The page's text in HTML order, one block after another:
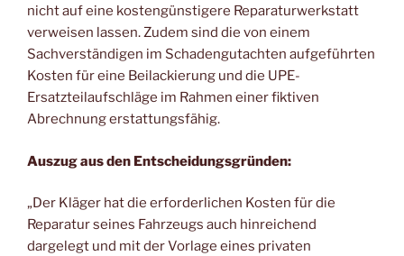
nicht auf eine kostengünstigere Reparaturwerkstatt
verweisen lassen. Zudem sind die von einem
Sachverständigen im Schadengutachten aufgeführten
Kosten für eine Beilackierung und die UPE-
Ersatzteilaufschläge im Rahmen einer fiktiven
Abrechnung erstattungsfähig.
Auszug aus den Entscheidungsgründen:
„Der Kläger hat die erforderlichen Kosten für die
Reparatur seines Fahrzeugs auch hinreichend
dargelegt und mit der Vorlage eines privaten